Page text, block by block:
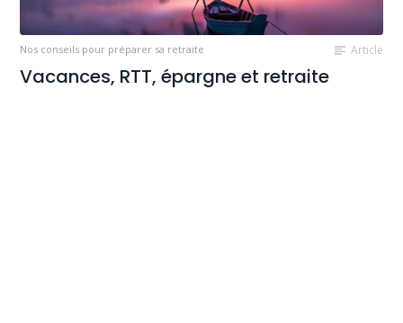
Nos conseils pour préparer sa retraite Article
Vacances, RTT, épargne et retraite